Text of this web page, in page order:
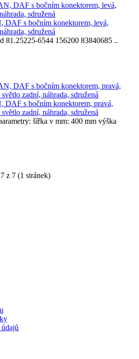
DAF s bočním konektorem, levá,
sdružená
6544 156200 83840685 ..
DAF s bočním konektorem, pravá,
zadní, náhrada, sdružená
šířka v mm: 400 mm výška
z 7 (1 stránek)